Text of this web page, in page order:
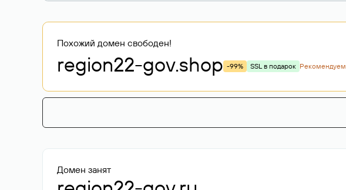
Похожий домен свободен!
region22-gov.shop -99% SSL в подарок Рекомендуем
Домен занят